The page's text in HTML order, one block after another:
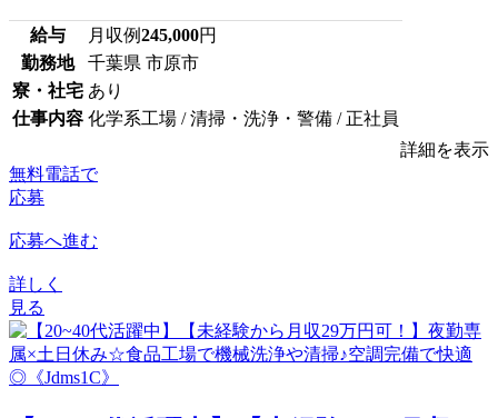
給与 月収例245,000円
勤務地
千葉県 市原市
寮・社宅 あり
仕事内容 化学系工場 / 清掃・洗浄・警備 / 正社員
詳細を表示
無料電話で
応募
応募へ進む
詳しく
見る